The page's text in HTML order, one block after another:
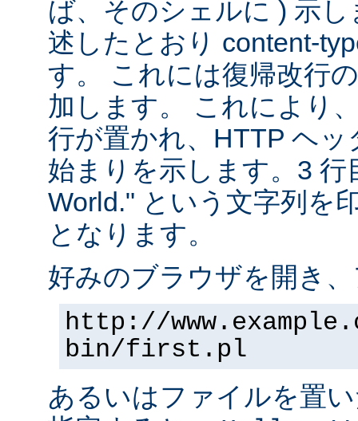
ば、そのシェルに ) 示
述したとおり content-
す。 これには復帰改行
加します。 これにより
行が置かれ、HTTP ヘ
始まりを示します。3 行
World." という文字列を
となります。
好みのブラウザを開き
http://
bin/first.pl
あるいはファイルを置